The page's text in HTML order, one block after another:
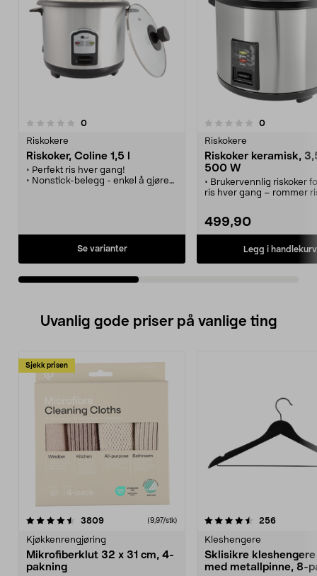
0anmeldelser
Riskokere
Riskoker, Coline 1,5 l
• Perfekt ris hver gang!
• Nonstick-belegg - enkel å gjøre
Se varianter
0.0 av 5 stjerner 0anmeldelser
Riskokere
Riskoker keramisk,
500 W
• Brukervennlig riskoker
ris hver gang – rommer
risen varm til den skal
• Riskoker med non
– produsert uten PFAS.
• Innergryte i aluminium
499,90
Legg i handlekurv
0.0 av 5 stjerner
Uvanlig gode priser på vanlige ting
Sjekk prisen
3809anmeldelser(9,97/stk)
Kjøkkenrengjøring
Mikrofiberklut 32 x 31 cm, 4-
pakning
4.5av 5 stjerner 256
Kleshengere
Sklisikre
med metallpinne, 8-
4.5av 5 stjerner